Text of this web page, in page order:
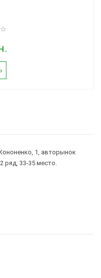
1, авторынок
ряд, 33-35 место.